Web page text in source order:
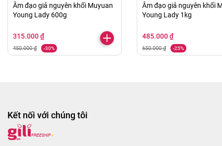
Âm đạo giả nguyên khối Muyuan
Young Lady 600g
315.000 ₫
450.000 ₫ -30%
Âm đạo giả nguyên khối
Young Lady 1kg
485.000 ₫
650.000 ₫ -25%
Kết nối với chúng tôi